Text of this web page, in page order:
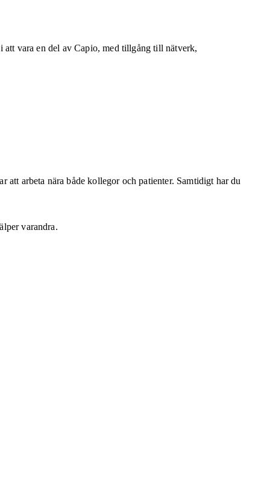
vara en del av Capio, med tillgång till nätverk,
arbeta nära både kollegor och patienter. Samtidigt har du
varandra.